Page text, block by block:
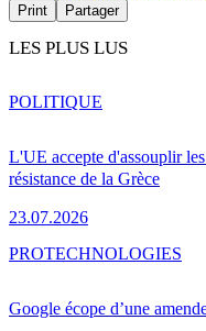
Print Partager
LES PLUS LUS
L'UE accepte d'assouplir
résistance de la Grèce
23.07.2026
POLITIQUE
Google écope d’une
PROTECHNOLOGIES